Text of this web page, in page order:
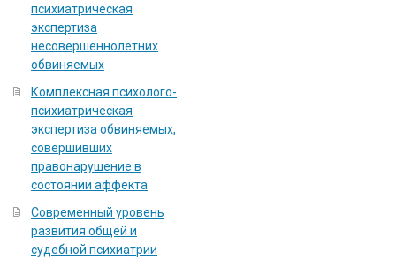
психиатрическая
экспертиза
несовершеннолетних
обвиняемых
Комплексная психолого-
психиатрическая
экспертиза обвиняемых,
совершивших
правонарушение в
состоянии аффекта
Современный уровень
развития общей и
судебной психиатрии